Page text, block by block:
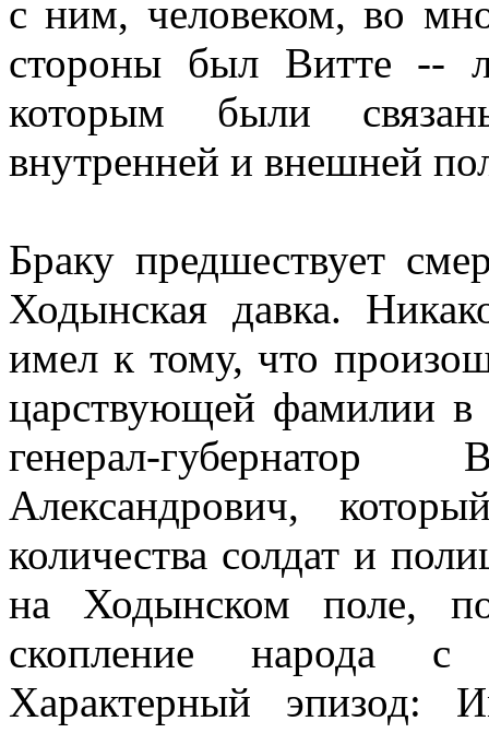
с ним, человеком, во
стороны был Витте --
которым были
внутренней и внешней
Браку предшествует
Ходынская давка.
имел к тому, что
царствующей фамилии в
генерал-
Александрович,
количества солдат и
на Ходынском поле,
скопление народа с
Характерный эпизод: